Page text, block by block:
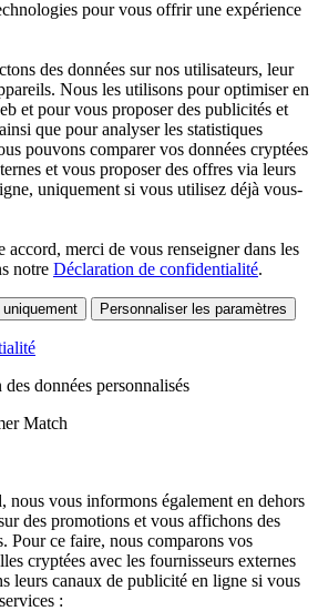
pour vous offrir une expérience
des données sur nos utilisateurs, leur
Nous les utilisons pour optimiser en
et pour vous proposer des publicités et
que pour analyser les statistiques
pouvons comparer vos données cryptées
et vous proposer des offres via leurs
uniquement si vous utilisez déjà vous-
merci de vous renseigner dans les
notre Déclaration de confidentialité.
Personnaliser les paramètres
données personnalisés
Match
nous vous informons également en dehors
des promotions et vous affichons des
Pour ce faire, nous comparons vos
cryptées avec les fournisseurs externes
leurs canaux de publicité en ligne si vous
: